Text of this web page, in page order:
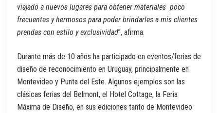
viajado a nuevos lugares para obtener materiales poco
frecuentes y hermosos para poder brindarles a mis clientes
prendas con estilo y exclusividad”, afirma.
Durante más de 10 años ha participado en eventos/ferias de
diseño de reconocimiento en Uruguay, principalmente en
Montevideo y Punta del Este. Algunos ejemplos son las
clásicas ferias del Belmont, el Hotel Cottage, la Feria
Máxima de Diseño, en sus ediciones tanto de Montevideo